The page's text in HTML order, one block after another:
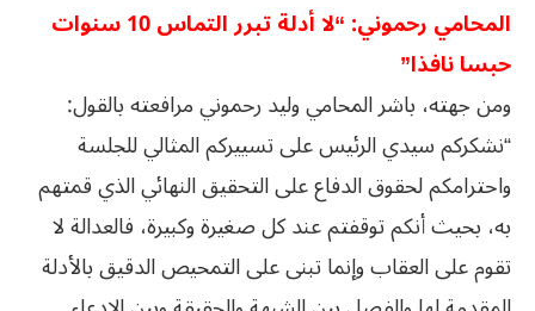
المحامي رحموني: “لا أدلة تبرر التماس 10 سنوات
حبسا نافذا”
ومن جهته، باشر المحامي وليد رحموني مرافعته بالقول:
“نشكركم سيدي الرئيس على تسييركم المثالي للجلسة
واحترامكم لحقوق الدفاع على التحقيق النهائي الذي قمتهم
به، بحيث أنكم توقفتم عند كل صغيرة وكبيرة، فالعدالة لا
تقوم على العقاب وإنما تبنى على التمحيص الدقيق بالأدلة